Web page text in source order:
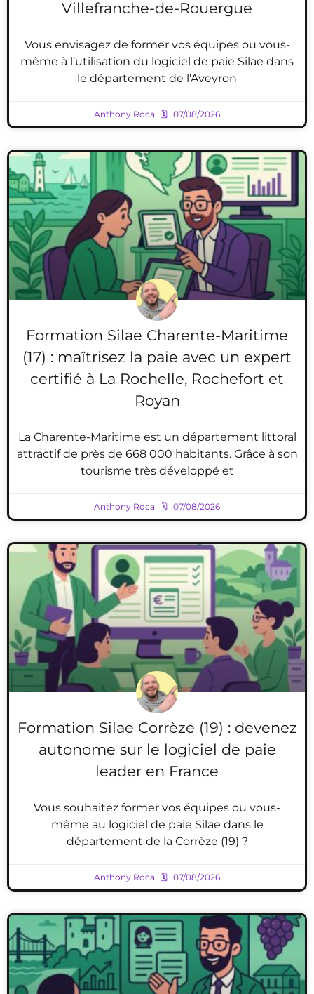
Villefranche-de-Rouergue
Vous envisagez de former vos équipes ou vous-
même à l’utilisation du logiciel de paie Silae dans
le département de l’Aveyron
Anthony Roca 07/08/2026
Formation Silae Charente-Maritime
(17) : maîtrisez la paie avec un expert
certifié à La Rochelle, Rochefort et
Royan
La Charente-Maritime est un département littoral
attractif de près de 668 000 habitants. Grâce à son
tourisme très développé et
Anthony Roca 07/08/2026
Formation Silae Corrèze (19) : devenez
autonome sur le logiciel de paie
leader en France
Vous souhaitez former vos équipes ou vous-
même au logiciel de paie Silae dans le
département de la Corrèze (19) ?
Anthony Roca 07/08/2026